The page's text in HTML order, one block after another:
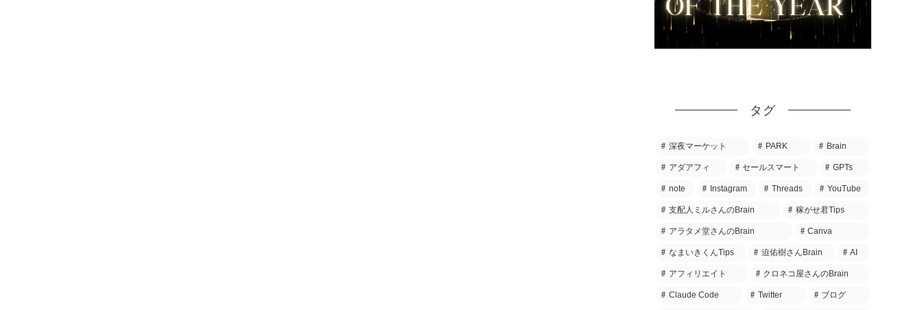
タグ
深夜マーケット PARK Brain
アダアフィ セールスマート GPTs
note Instagram Threads YouTube
支配人ミルさんのBrain 稼がせ君Tips
アラタメ堂さんのBrain Canva
なまいきくんTips 迫佑樹さんBrain AI
アフィリエイト クロネコ屋さんのBrain
Claude Code Twitter ブログ